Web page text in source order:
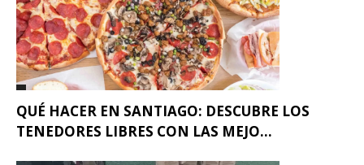
QUÉ HACER EN SANTIAGO: DESCUBRE LOS
TENEDORES LIBRES CON LAS MEJO...